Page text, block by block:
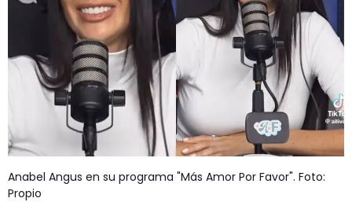
Anabel Angus en su programa "Más Amor Por Favor". Foto:
Propio